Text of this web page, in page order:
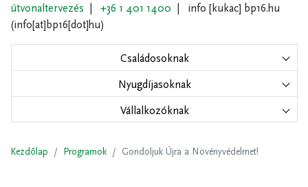
útvonaltervezés
+36 1 401 1400 info [kukac] bp16.hu
(info[at]bp16[dot]hu)
Családosoknak
Nyugdíjasoknak
Vállalkozóknak
Kezdőlap Programok Gondoljuk Újra a Növényvédelmet!